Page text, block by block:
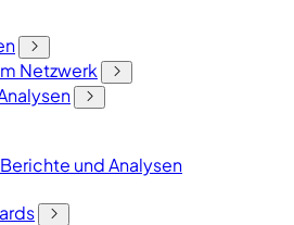
Netzwerk
und Analysen